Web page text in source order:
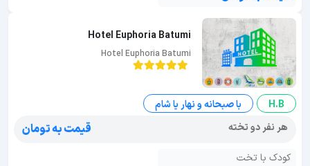
Hotel Euphoria Batumi
Hotel Euphoria Batumi
H.B
با صبحانه و نهار یا شام
هر نفر دو تخته
قیمت به تومان
کودک با تخت